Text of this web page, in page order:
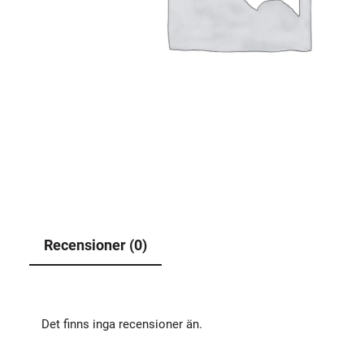
Recensioner (0)
Det finns inga recensioner än.